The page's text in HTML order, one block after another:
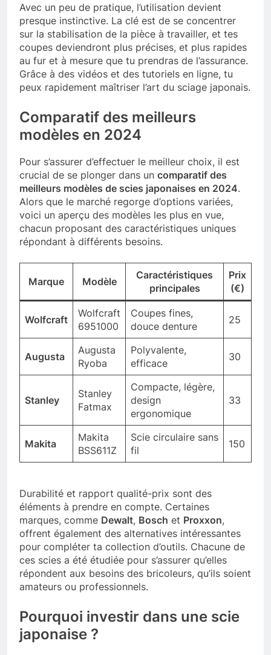
Avec un peu de pratique, l’utilisation devient
presque instinctive. La clé est de se concentrer
sur la stabilisation de la pièce à travailler, et tes
coupes deviendront plus précises, et plus rapides
au fur et à mesure que tu prendras de l’assurance.
Grâce à des vidéos et des tutoriels en ligne, tu
peux rapidement maîtriser l’art du sciage japonais.
Comparatif des meilleurs
modèles en 2024
Pour s’assurer d’effectuer le meilleur choix, il est
crucial de se plonger dans un comparatif des
meilleurs modèles de scies japonaises en 2024.
Alors que le marché regorge d’options variées,
voici un aperçu des modèles les plus en vue,
chacun proposant des caractéristiques uniques
répondant à différents besoins.
Marque Modèle
Caractéristiques
principales
Prix
(€)
Wolfcraft
Wolfcraft
6951000
Coupes fines,
douce denture
25
Augusta
Augusta
Ryoba
Polyvalente,
efficace
30
Stanley
Stanley
Fatmax
Compacte, légère,
design
ergonomique
33
Makita
Makita
BSS611Z
Scie circulaire sans
fil
150
Durabilité et rapport qualité-prix sont des
éléments à prendre en compte. Certaines
marques, comme Dewalt, Bosch et Proxxon,
offrent également des alternatives intéressantes
pour compléter ta collection d’outils. Chacune de
ces scies a été étudiée pour s’assurer qu’elles
répondent aux besoins des bricoleurs, qu’ils soient
amateurs ou professionnels.
Pourquoi investir dans une scie
japonaise ?